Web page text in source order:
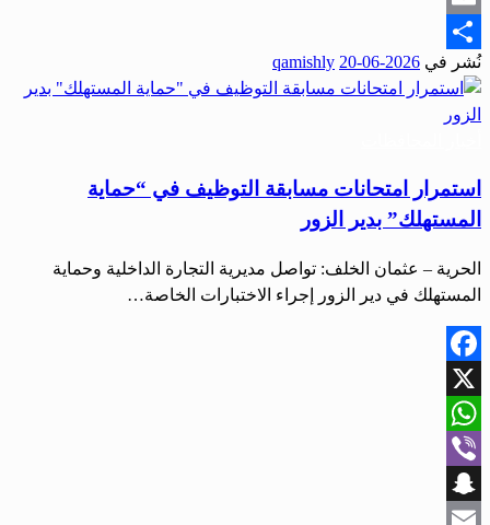
Email
Share
نُشر في 2026-06-20
qamishly
استمرار امتحانات مسابقة التوظيف في “حماية
المستهلك” بدير الزور
الحرية – عثمان الخلف: تواصل مديرية التجارة الداخلية وحماية
المستهلك في دير الزور إجراء الاختبارات الخاصة…
Facebook
X
WhatsApp
Viber
Snapchat